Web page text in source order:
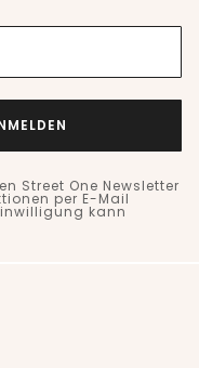
Street One Newsletter
per E-Mail
kann